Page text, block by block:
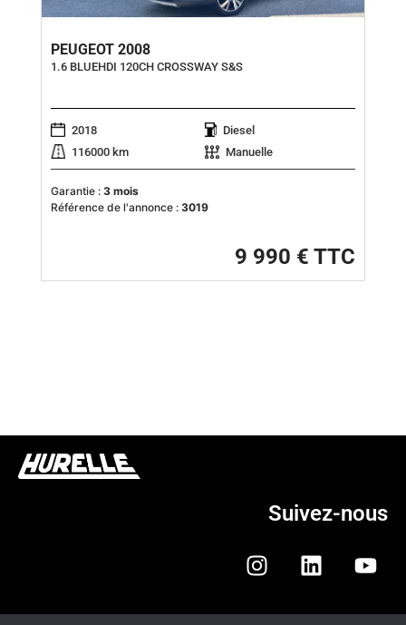
PEUGEOT 2008
1.6 BLUEHDI 120CH CROSSWAY S&S
2018
Diesel
116000 km
Manuelle
Garantie : 3 mois
Référence de l'annonce : 3019
9 990 € TTC
Suivez-nous